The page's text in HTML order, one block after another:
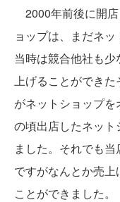
2000年前後に開
ョップは、まだネッ
当時は競合他社も
上げることができた
がネットショップ
の頃出店したネッ
ました。それでも
ですがなんとか売
ことができました。